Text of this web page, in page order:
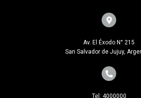
Av. El Éxodo N° 215
San Salvador de Jujuy,
Tel: 4000000